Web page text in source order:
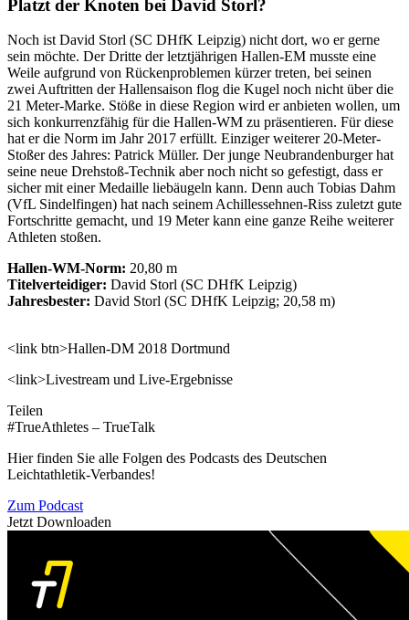
Platzt der Knoten bei David Storl?
Noch ist David Storl (SC DHfK Leipzig) nicht dort, wo er gerne
sein möchte. Der Dritte der letztjährigen Hallen-EM musste eine
Weile aufgrund von Rückenproblemen kürzer treten, bei seinen
zwei Auftritten der Hallensaison flog die Kugel noch nicht über die
21 Meter-Marke. Stöße in diese Region wird er anbieten wollen, um
sich konkurrenzfähig für die Hallen-WM zu präsentieren. Für diese
hat er die Norm im Jahr 2017 erfüllt. Einziger weiterer 20-Meter-
Stoßer des Jahres: Patrick Müller. Der junge Neubrandenburger hat
seine neue Drehstoß-Technik aber noch nicht so gefestigt, dass er
sicher mit einer Medaille liebäugeln kann. Denn auch Tobias Dahm
(VfL Sindelfingen) hat nach seinem Achillessehnen-Riss zuletzt gute
Fortschritte gemacht, und 19 Meter kann eine ganze Reihe weiterer
Athleten stoßen.
Hallen-WM-Norm: 20,80 m
Titelverteidiger: David Storl (SC DHfK Leipzig)
Jahresbester: David Storl (SC DHfK Leipzig; 20,58 m)
<link btn>Hallen-DM 2018 Dortmund
<link>Livestream und Live-Ergebnisse
Teilen
#TrueAthletes – TrueTalk
Hier finden Sie alle Folgen des Podcasts des Deutschen
Leichtathletik-Verbandes!
Zum Podcast
Jetzt Downloaden